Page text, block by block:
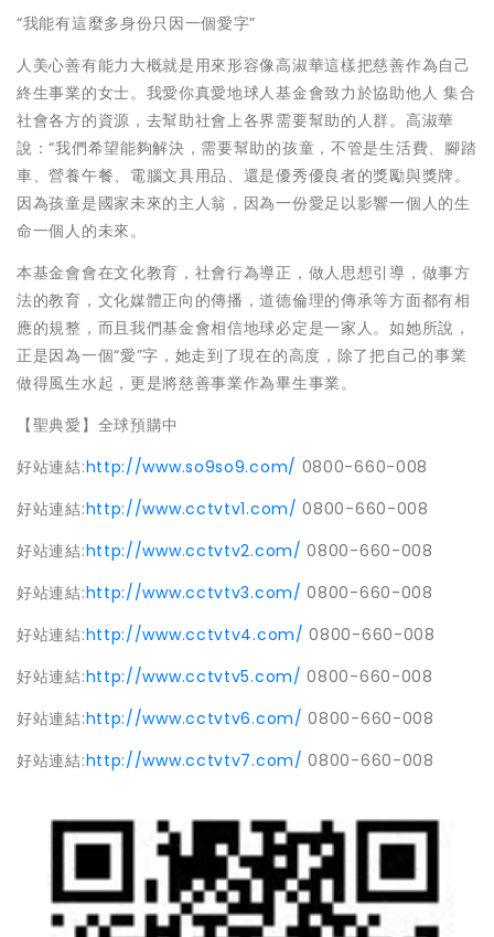
“我能有這麼多身份只因一個愛字”
人美心善有能力大概就是用來形容像高淑華這樣把慈善作為自己
終生事業的女士。我愛你真愛地球人基金會致力於協助他人 集合
社會各方的資源，去幫助社會上各界需要幫助的人群。高淑華
說：“我們希望能夠解決，需要幫助的孩童，不管是生活費、腳踏
車、營養午餐、電腦文具用品、還是優秀優良者的獎勵與獎牌。
因為孩童是國家未來的主人翁，因為一份愛足以影響一個人的生
命一個人的未來。
本基金會會在文化教育，社會行為導正，做人思想引導，做事方
法的教育，文化媒體正向的傳播，道德倫理的傳承等方面都有相
應的規整，而且我們基金會相信地球必定是一家人。如她所說，
正是因為一個“愛”字，她走到了現在的高度，除了把自己的事業
做得風生水起，更是將慈善事業作為畢生事業。
【聖典愛】全球預購中
好站連結:http://www.so9so9.com/ 0800-660-008
好站連結:http://www.cctvtv1.com/ 0800-660-008
好站連結:http://www.cctvtv2.com/ 0800-660-008
好站連結:http://www.cctvtv3.com/ 0800-660-008
好站連結:http://www.cctvtv4.com/ 0800-660-008
好站連結:http://www.cctvtv5.com/ 0800-660-008
好站連結:http://www.cctvtv6.com/ 0800-660-008
好站連結:http://www.cctvtv7.com/ 0800-660-008